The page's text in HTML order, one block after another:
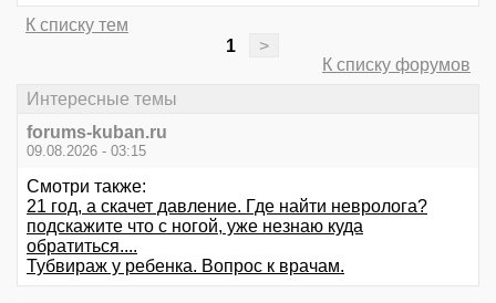
К списку тем
1
>
К списку форумов
Интересные темы
forums-kuban.ru
09.08.2026 - 03:15
Смотри также:
21 год, а скачет давление. Где найти невролога?
подскажите что с ногой, уже незнаю куда
обратиться....
Тубвираж у ребенка. Вопрос к врачам.